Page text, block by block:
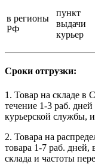
в регионы
РФ
пункт
выдачи
курьер
Сроки отгрузки:
1. Товар на складе в
течение 1-3 раб.
курьерской службы,
2. Товара на
товара 1-7 раб. дней,
склада и частоты